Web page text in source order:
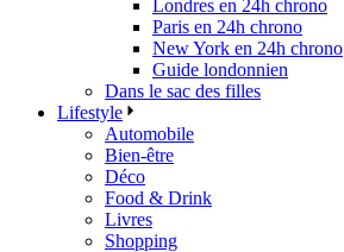
Londres en 24h chrono
Paris en 24h chrono
New York en 24h chrono
Guide londonnien
Dans le sac des filles
Lifestyle
Automobile
Bien-être
Déco
Food & Drink
Livres
Shopping